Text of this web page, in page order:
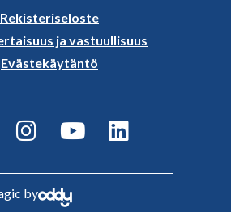
Rekisteriseloste
ja vastuullisuus
Evästekäytäntö
by